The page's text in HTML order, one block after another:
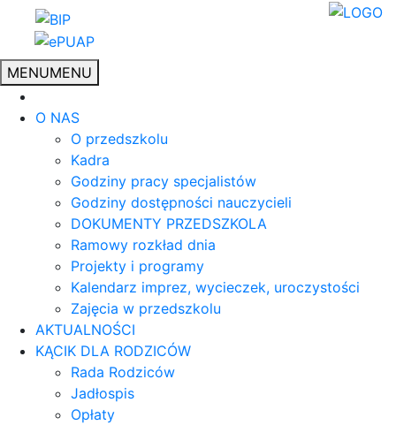
MENUMENU
O NAS
O przedszkolu
Kadra
Godziny pracy specjalistów
Godziny dostępności nauczycieli
DOKUMENTY PRZEDSZKOLA
Ramowy rozkład dnia
Projekty i programy
Kalendarz imprez, wycieczek, uroczystości
Zajęcia w przedszkolu
AKTUALNOŚCI
KĄCIK DLA RODZICÓW
Rada Rodziców
Jadłospis
Opłaty